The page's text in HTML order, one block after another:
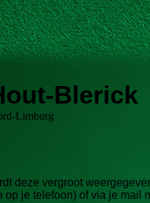
Blerick
Limburg
deze vergroot
op je telefoon) of via je mail